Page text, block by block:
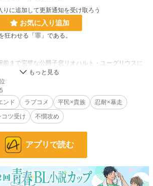
りに追加して更新通知を受け取ろう
お気に入り追加
わせる「罪」である。
前まで完璧な公爵子息リオハルト・ユーグリウスに
点があった。
こと。
るほど動かぬ表情筋。
情の伝わらない言動。
リオハルトは、己を変えようと一念発起。
か？”を観察し続けること、一カ月。
、リオハルトが“可愛い”と刮目したのは───騎士科の
ンド ラブコメ 平民×貴族
忍耐×暴走
ツ受け
不憫攻め
アプリで読む